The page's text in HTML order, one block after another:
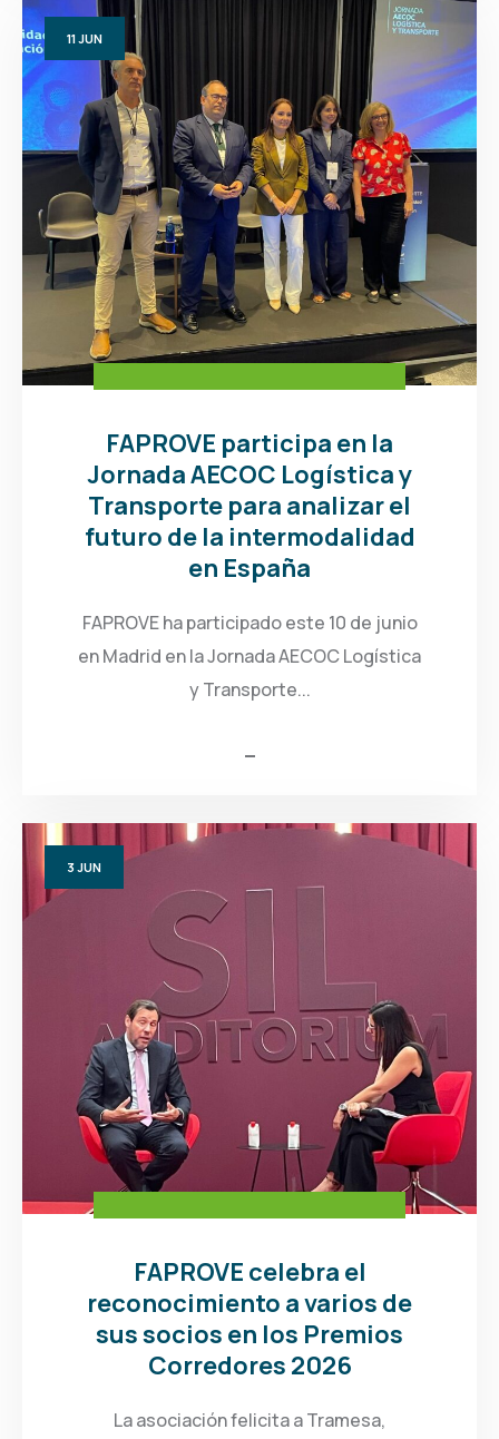
11JUN
FAPROVE participa en la
Jornada AECOC Logística y
Transporte para analizar el
futuro de la intermodalidad
en España
FAPROVE ha participado este 10 de junio
en Madrid en la Jornada AECOC Logística
y Transporte...
3JUN
FAPROVE celebra el
reconocimiento a varios de
sus socios en los Premios
Corredores 2026
La asociación felicita a Tramesa,